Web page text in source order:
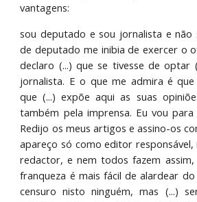
vantagens:
sou deputado e sou jornalista e não
de deputado me inibia de exercer o
declaro (...) que se tivesse de optar
jornalista. E o que me admira é
que (...) expõe aqui as suas
também pela imprensa. Eu vou
Redijo os meus artigos e assino-os
apareço só como editor
redactor, e nem todos fazem
franqueza é mais fácil de alardear
censuro nisto ninguém, mas (...)